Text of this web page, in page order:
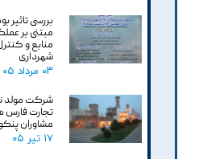
بررسی تاثیر
مبتنی بر
منابع و
شهرداری
۰۳ مرداد ۰۵
شرکت مولد
تجارت
مشاوران
۱۷ تیر ۰۵